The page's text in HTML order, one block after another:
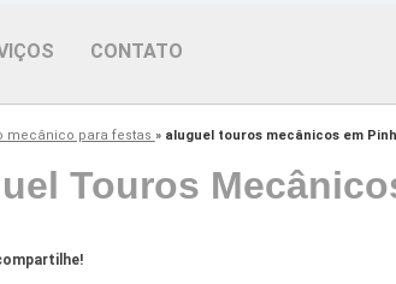
CONTATO
mecânico para festas » aluguel touros mecânicos em
Touros